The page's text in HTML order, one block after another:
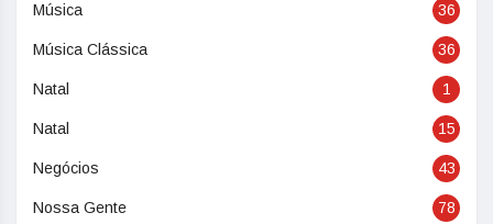
Música 36
Música Clássica 36
Natal 1
Natal 15
Negócios 43
Nossa Gente 78